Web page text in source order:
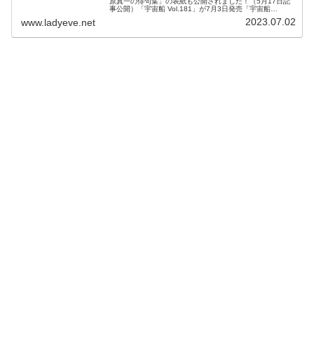
事公開）「宇宙船 Vol.181」が7月3日発売「宇宙船
www.ladyeve.net 2023.07.02